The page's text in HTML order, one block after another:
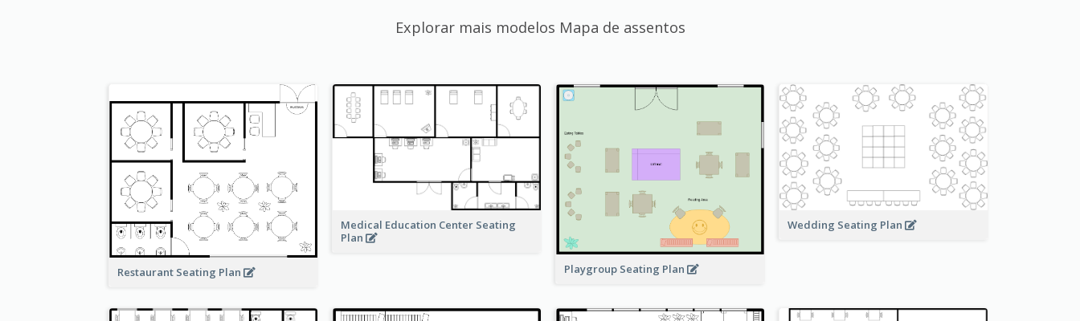
Explorar mais modelos Mapa de assentos
Restaurant Seating Plan
Medical Education Center Seating
Plan
Playgroup Seating Plan
Wedding Seating Plan